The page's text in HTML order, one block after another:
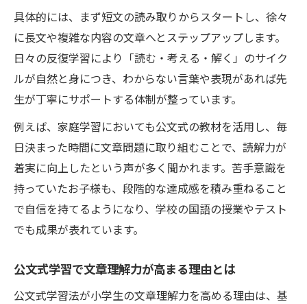
小学生の文章読み取りを深める学習ステッ
プ
公文式学習の流れと文章理解力の養い方
文章読み取り力定着のための教材活用法
公文式で小学生が文章読み取り力を実感す
る瞬間
反復練習が小学生の文章理解力を伸ばす理
由
小学生の国語力を高める日々の習慣作り
毎日の習慣で小学生の文章読み取り力を養
う
工夫
小学生の文章読み取り力と読解力向上の秘
具体的には、まず短文の読み取りからスタートし、徐々
に長文や複雑な内容の文章へとステップアップします。
日々の反復学習により「読む・考える・解く」のサイク
ルが自然と身につき、わからない言葉や表現があれば先
生が丁寧にサポートする体制が整っています。
例えば、家庭学習においても公文式の教材を活用し、毎
日決まった時間に文章問題に取り組むことで、読解力が
着実に向上したという声が多く聞かれます。苦手意識を
持っていたお子様も、段階的な達成感を積み重ねること
で自信を持てるようになり、学校の国語の授業やテスト
でも成果が表れています。
公文式学習で文章理解力が高まる理由とは
公文式学習法が小学生の文章理解力を高める理由は、基